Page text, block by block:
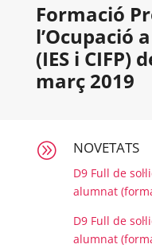
Formació
l’Ocupació
(IES i CIFP)
març 2019
A NOVETATS
D9 Full de
alumnat
D9 Full de
alumnat